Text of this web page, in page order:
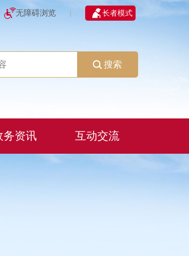
无障碍浏览 | 长者模式
搜索
务资讯 互动交流